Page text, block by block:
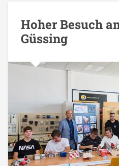
Hoher Besuch
Güssing